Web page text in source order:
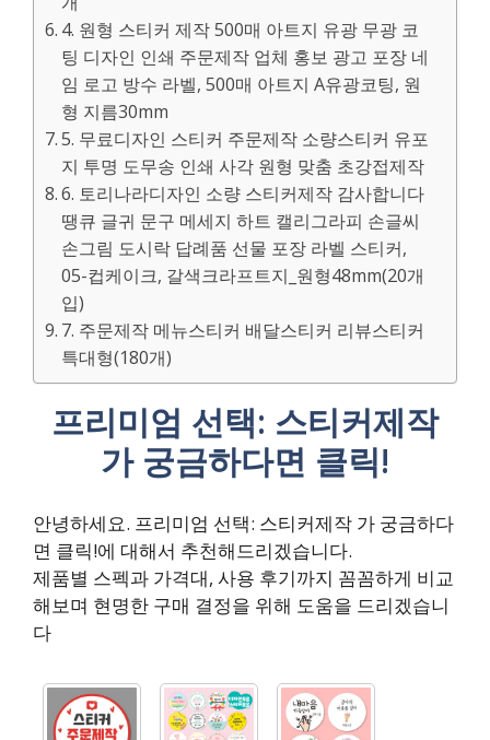
4. 원형 스티커 제작 500매 아트지 유광 무광 코
팅 디자인 인쇄 주문제작 업체 홍보 광고 포장 네
임 로고 방수 라벨, 500매 아트지 A유광코팅, 원
형 지름30mm
5. 무료디자인 스티커 주문제작 소량스티커 유포
지 투명 도무송 인쇄 사각 원형 맞춤 초강접제작
6. 토리나라디자인 소량 스티커제작 감사합니다
땡큐 글귀 문구 메세지 하트 캘리그라피 손글씨
손그림 도시락 답례품 선물 포장 라벨 스티커,
05-컵케이크, 갈색크라프트지_원형48mm(20개
입)
7. 주문제작 메뉴스티커 배달스티커 리뷰스티커
특대형(180개)
프리미엄 선택: 스티커제작
가 궁금하다면 클릭!
안녕하세요. 프리미엄 선택: 스티커제작 가 궁금하다
면 클릭!에 대해서 추천해드리겠습니다.
제품별 스펙과 가격대, 사용 후기까지 꼼꼼하게 비교
해보며 현명한 구매 결정을 위해 도움을 드리겠습니
다